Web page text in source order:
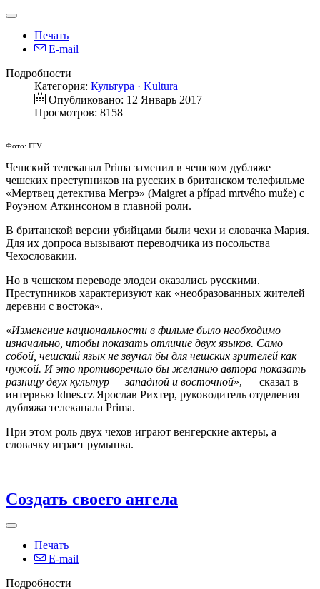
Печать
E-mail
Подробности
Категория: Культура · Kultura
Опубликовано: 12 Январь 2017
Просмотров: 8158
Фото: ITV
Чешский телеканал Prima заменил в чешском дубляже
чешских преступников на русских в британском телефильме
«Мертвец детектива Мегрэ» (Maigret a případ mrtvého muže) с
Роуэном Аткинсоном в главной роли.
В британской версии убийцами были чехи и словачка Мария.
Для их допроса вызывают переводчика из посольства
Чехословакии.
Но в чешском переводе злодеи оказались русскими.
Преступников характеризуют как «необразованных жителей
деревни с востока».
«Изменение национальности в фильме было необходимо
изначально, чтобы показать отличие двух языков. Само
собой, чешский язык не звучал бы для чешских зрителей как
чужой. И это противоречило бы желанию автора показать
разницу двух культур — западной и восточной», — сказал в
интервью Idnes.cz Ярослав Рихтер, руководитель отделения
дубляжа телеканала Prima.
При этом роль двух чехов играют венгерские актеры, а
словачку играет румынка.
Создать своего ангела
Печать
E-mail
Подробности